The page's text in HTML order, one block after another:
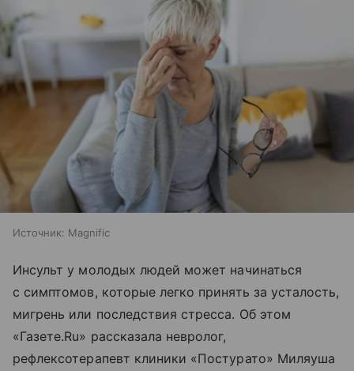
Источник: Magnific
Инсульт у молодых людей может начинаться
с симптомов, которые легко принять за усталость,
мигрень или последствия стресса. Об этом
«Газете.Ru» рассказала невролог,
рефлексотерапевт клиники «Постурато» Миляуша